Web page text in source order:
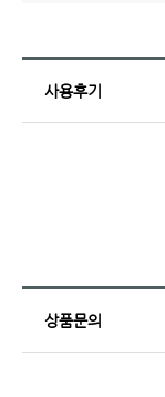
사용후기
상품문의